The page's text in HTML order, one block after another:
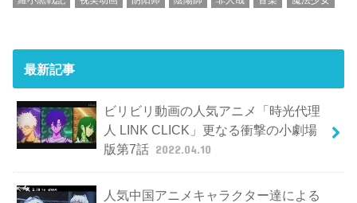
最新記事
ビリビリ動画の人気アニメ「時光代理
人 LINK CLICK」更なる衝撃の小劇場
版第7話 2022.04.10
人気中国アニメキャラクター達による